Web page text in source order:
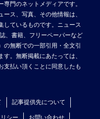
専門のネットメディアです。
ス、写真、その他情報は、
しているものです。ニュース
、書籍、フリーペーパーなど
無断での一部引用・全文引
。無断掲載にあたっては、
支払い頂くことに同意したも
記事提供先について